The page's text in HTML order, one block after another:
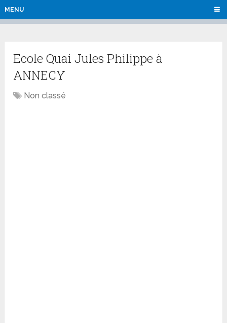
MENU
Ecole Quai Jules Philippe à
ANNECY
Non classé